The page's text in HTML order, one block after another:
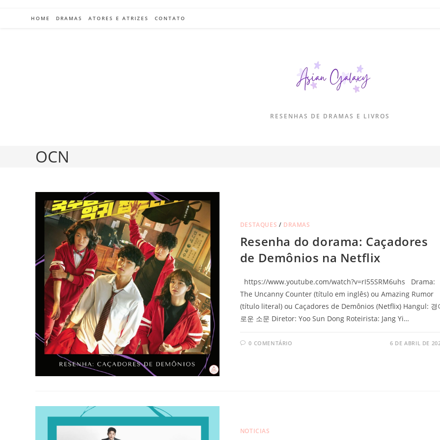
HOME DRAMAS ATORES E ATRIZES CONTATO
RESENHAS DE DRAMAS E LIVROS
OCN
DESTAQUES / DRAMAS
Resenha do dorama: Caçadores
de Demônios na Netflix
https://www.youtube.com/watch?v=rI55SRM6uhs Drama:
The Uncanny Counter (título em inglês) ou Amazing Rumor
(título literal) ou Caçadores de Demônios (Netflix) Hangul: 경
로운 소문 Diretor: Yoo Sun Dong Roteirista: Jang Yi…
0 COMENTÁRIO 6 DE ABRIL DE
NOTICIAS